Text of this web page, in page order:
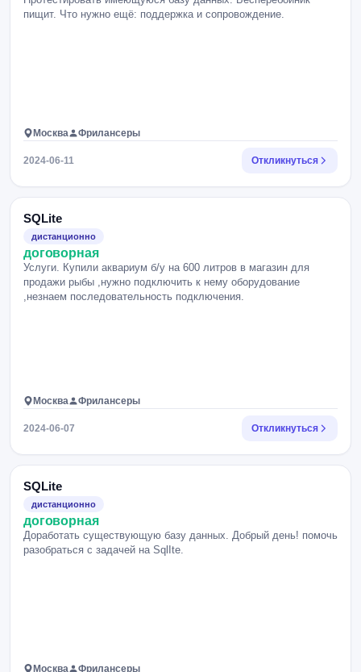
пищит. Что нужно ещё: поддержка и сопровождение.
Москва Фрилансеры
2024-06-11 Откликнуться
SQLite
дистанционно
договорная
Услуги. Купили аквариум б/у на 600 литров в магазин для
продажи рыбы ,нужно подключить к нему оборудование
,незнаем последовательность подключения.
Москва Фрилансеры
2024-06-07 Откликнуться
SQLite
дистанционно
договорная
Доработать существующую базу данных. Добрый день! помочь
разобраться с задачей на SqlIte.
Москва Фрилансеры